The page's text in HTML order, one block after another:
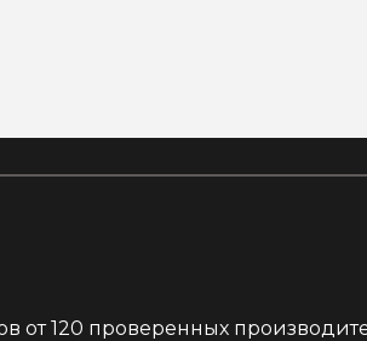
от 120 проверенных